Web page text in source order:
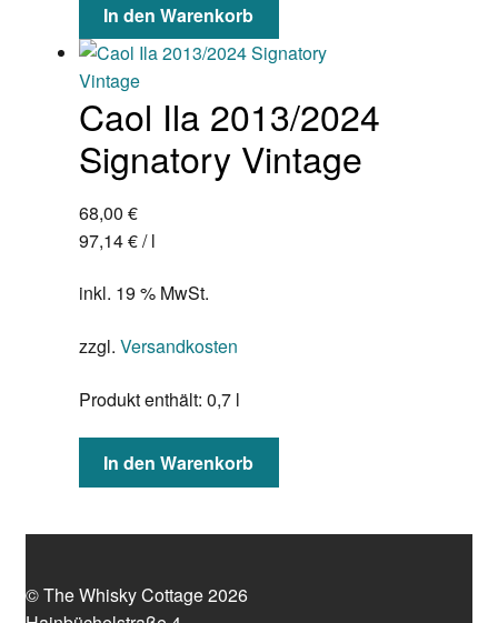
In den Warenkorb
Caol Ila 2013/2024
Signatory Vintage
68,00 €
97,14€/l
inkl. 19 % MwSt.
zzgl. Versandkosten
Produkt enthält: 0,7 l
In den Warenkorb
© The Whisky Cottage 2026